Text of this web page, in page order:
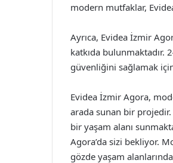
modern mutfaklar,
Ayrıca, Evidea İzmir
katkıda bulunmaktadır.
güvenliğini sağlamak
Evidea İzmir Agora,
arada sunan bir
bir yaşam alanı
Agora’da sizi bekliyor.
gözde yaşam